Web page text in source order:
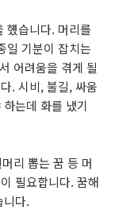
헀습니다. 머리를
일 기분이 잡치는
어려움을 겪게 될
. 시비, 불길, 싸움
는데 화를 냈기
머리 뽑는 꿈 등 머
필요합니다. 꿈해
니다.